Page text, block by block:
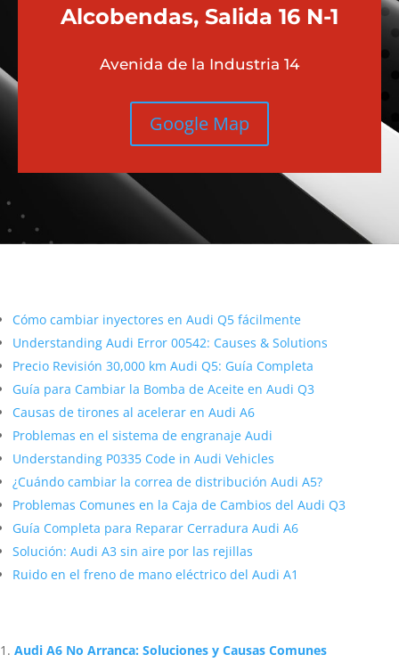
Alcobendas, Salida 16 N-1
Avenida de la Industria 14
Google Map
Cómo cambiar inyectores en Audi Q5 fácilmente
Understanding Audi Error 00542: Causes & Solutions
Precio Revisión 30,000 km Audi Q5: Guía Completa
Guía para Cambiar la Bomba de Aceite en Audi Q3
Causas de tirones al acelerar en Audi A6
Problemas en el sistema de engranaje Audi
Understanding P0335 Code in Audi Vehicles
¿Cuándo cambiar la correa de distribución Audi A5?
Problemas Comunes en la Caja de Cambios del Audi Q3
Guía Completa para Reparar Cerradura Audi A6
Solución: Audi A3 sin aire por las rejillas
Ruido en el freno de mano eléctrico del Audi A1
Audi A6 No Arranca: Soluciones y Causas Comunes